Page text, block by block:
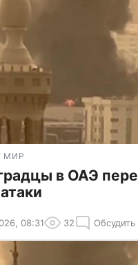
МИР
в ОАЭ
08:31 32 Обсудить